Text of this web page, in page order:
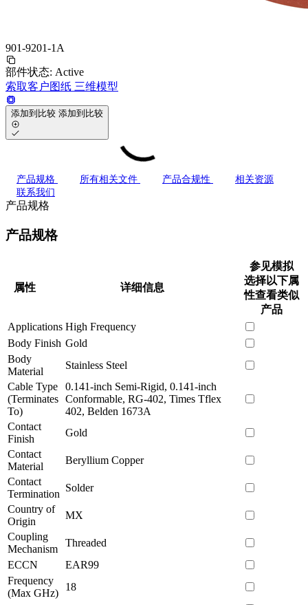
901-9201-1A
部件状态: Active
索取客户图纸 三维模型
添加到比较 添加到比较
产品规格 所有相关文件 产品合规性
相关资源
联系我们
产品规格
产品规格
属性 详细信息
参见模拟
选择以下属
性查看类似
产品
Applications High Frequency
Body Finish Gold
Body
Material
Stainless Steel
Cable Type
(Terminates
To)
0.141-inch Semi-Rigid, 0.141-inch
Conformable, RG-402, Times Tflex
402, Belden 1673A
Contact
Finish
Gold
Contact
Material
Beryllium Copper
Contact
Termination
Solder
Country of
Origin
MX
Coupling
Mechanism
Threaded
ECCN
EAR99
Frequency
(Max GHz)
18